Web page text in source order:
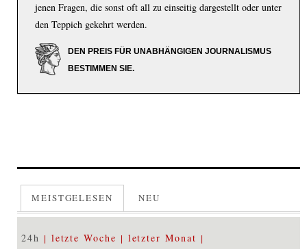
jenen Fragen, die sonst oft all zu einseitig dargestellt oder unter
den Teppich gekehrt werden.
DEN PREIS FÜR UNABHÄNGIGEN JOURNALISMUS
BESTIMMEN SIE.
MEISTGELESEN NEU
24h letzte Woche letzter Monat